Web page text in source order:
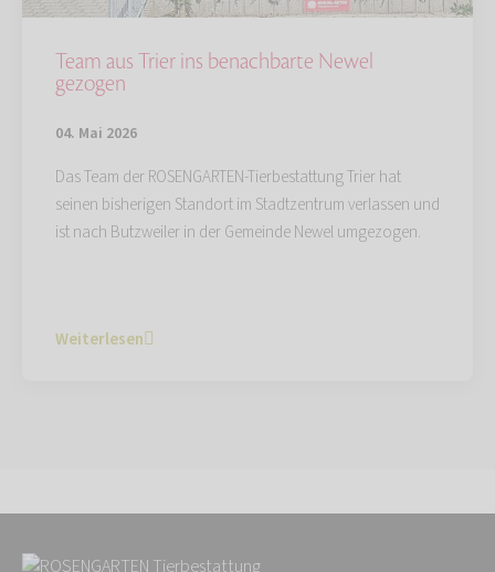
Team aus Trier ins benachbarte Newel
gezogen
04. Mai 2026
Das Team der ROSENGARTEN-Tierbestattung Trier hat
seinen bisherigen Standort im Stadtzentrum verlassen und
ist nach Butzweiler in der Gemeinde Newel umgezogen.
Weiterlesen